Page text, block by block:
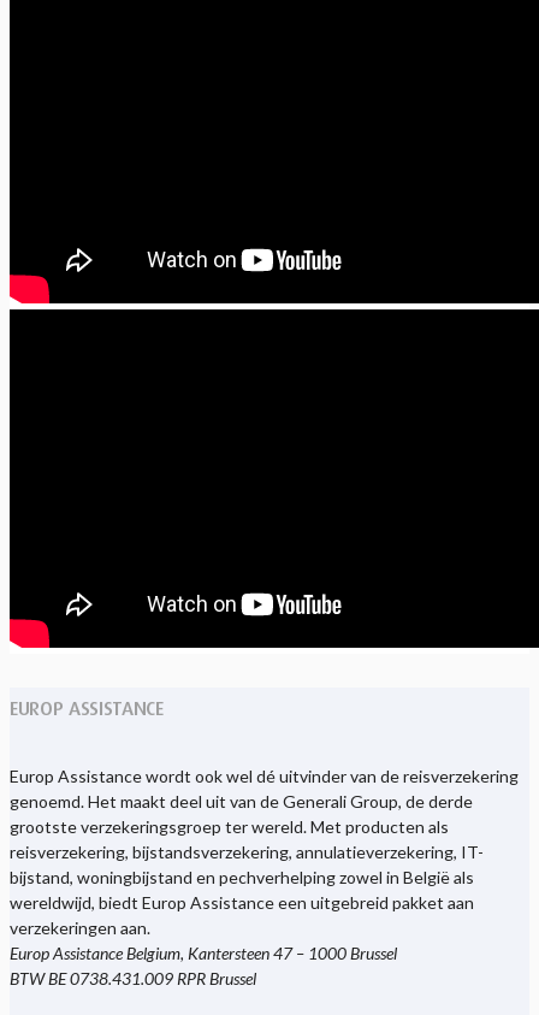
EUROP ASSISTANCE
Europ Assistance wordt ook wel dé uitvinder van de reisverzekering
genoemd. Het maakt deel uit van de Generali Group, de derde
grootste verzekeringsgroep ter wereld. Met producten als
reisverzekering, bijstandsverzekering, annulatieverzekering, IT-
bijstand, woningbijstand en pechverhelping zowel in België als
wereldwijd, biedt Europ Assistance een uitgebreid pakket aan
verzekeringen aan.
Europ Assistance Belgium, Kantersteen 47 – 1000 Brussel
BTW BE 0738.431.009 RPR Brussel